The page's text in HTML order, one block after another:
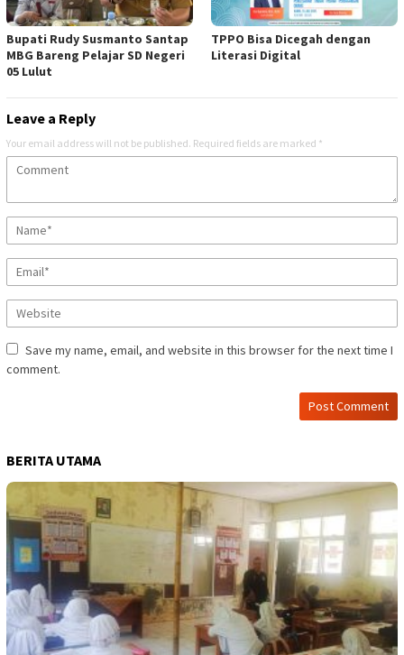
Bupati Rudy Susmanto Santap
MBG Bareng Pelajar SD Negeri
05 Lulut
TPPO Bisa Dicegah dengan
Literasi Digital
Leave a Reply
Your email address will not be published. Required fields are marked *
Save my name, email, and website in this browser for the next time I
comment.
BERITA UTAMA